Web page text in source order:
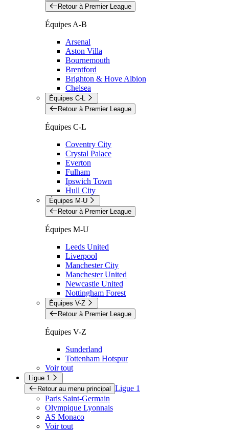
Retour à Premier League
Équipes A-B
Arsenal
Aston Villa
Bournemouth
Brentford
Brighton & Hove Albion
Chelsea
Équipes C-L
Retour à Premier League
Équipes C-L
Coventry City
Crystal Palace
Everton
Fulham
Ipswich Town
Hull City
Équipes M-U
Retour à Premier League
Équipes M-U
Leeds United
Liverpool
Manchester City
Manchester United
Newcastle United
Nottingham Forest
Équipes V-Z
Retour à Premier League
Équipes V-Z
Sunderland
Tottenham Hotspur
Voir tout
Ligue 1
Retour au menu principal Ligue 1
Paris Saint-Germain
Olympique Lyonnais
AS Monaco
Voir tout